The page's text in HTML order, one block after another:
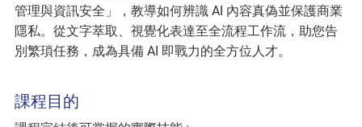
管理與資訊安全」，教導如何辨識 AI 內容真偽並保護商業
隱私。從文字萃取、視覺化表達至全流程工作流，助您告
別繁瑣任務，成為具備 AI 即戰力的全方位人才。
課程目的